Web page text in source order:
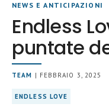
NEWS E ANTICIPAZIONI
Endless
puntate
TEAM | FEBBRAIO 3, 2025
ENDLESS LOVE